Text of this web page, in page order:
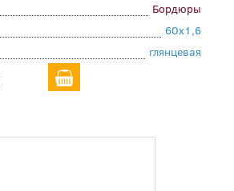
Бордюры
60x1,6
глянцевая